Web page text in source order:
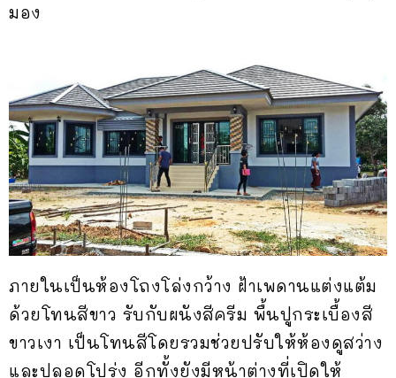
มอง
ภายในเป็นห้องโถงโล่งกว้าง ฝ้าเพดานแต่งแต้ม
ด้วยโทนสีขาว รับกับผนังสีครีม พื้นปูกระเบื้องสี
ขาวเงา เป็นโทนสีโดยรวมช่วยปรับให้ห้องดูสว่าง
และปลอดโปร่ง อีกทั้งยังมีหน้าต่างที่เปิดให้